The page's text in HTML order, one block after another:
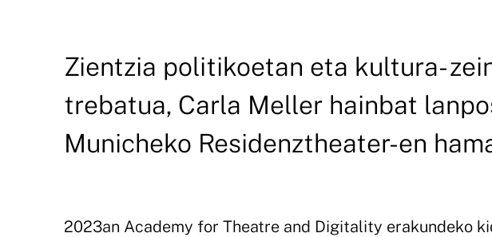
Zientzia politikoetan eta kultura-
trebatua, Carla Meller hainbat
Municheko Residenztheater-en
2023an Academy for Theatre and Digitality erakundeko